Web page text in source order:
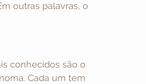
outras palavras, o
conhecidos são o
Cada um tem